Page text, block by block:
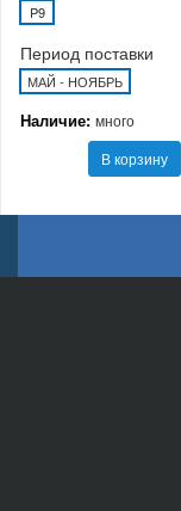
P9
Период поставки
МАЙ - НОЯБРЬ
Наличие: много
В корзину